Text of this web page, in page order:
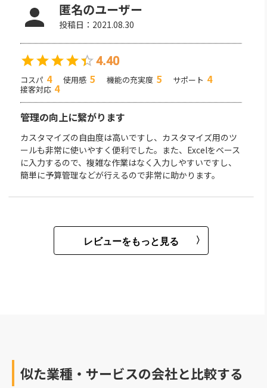
匿名のユーザー
投稿日： 2021.08.30
4.40
コスパ 4 使用感 5 機能の充実度 5 サポート 4
接客対応 4
管理の向上に繋がります
カスタマイズの自由度は高いですし、カスタマイズ用のツ
ールも非常に使いやすく便利でした。また、Excelをベース
に入力するので、複雑な作業はなく入力しやすいですし、
簡単に予算管理などが行えるので非常に助かります。
レビューをもっと見る
似た業種・サービスの会社と比較する